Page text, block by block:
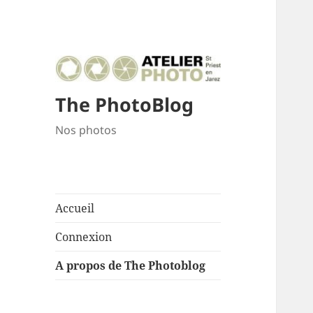
The PhotoBlog
Nos photos
Accueil
Connexion
A propos de The Photoblog